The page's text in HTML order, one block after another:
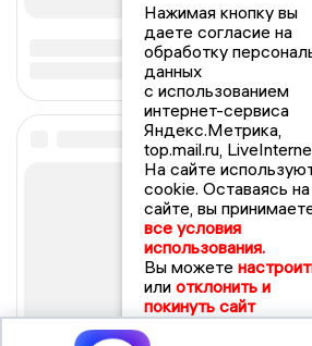
Нажимая кнопку вы
даете согласие на
обработку
данных
с использованием
интернет-сервиса
Яндекс.Метрика,
top.mail.ru,
На сайте
cookie. Оставаясь на
сайте, вы
все условия
использования.
Вы можете
или отклонить и
покинуть сайт